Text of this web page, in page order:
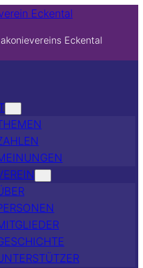
Eckental